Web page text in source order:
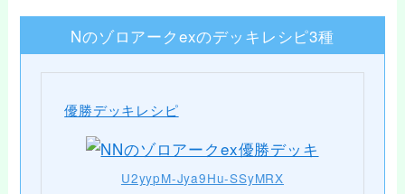
Nのゾロアークexのデッキレシピ3種
優勝デッキレシピ
U2yypM-Jya9Hu-SSyMRX